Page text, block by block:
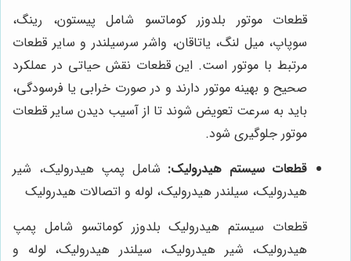
قطعات موتور بلدوزر کوماتسو شامل پیستون، رینگ،
سوپاپ، میل لنگ، یاتاقان، واشر سرسیلندر و سایر قطعات
مرتبط با موتور است. این قطعات نقش حیاتی در عملکرد
صحیح و بهینه موتور دارند و در صورت خرابی یا فرسودگی،
باید به سرعت تعویض شوند تا از آسیب دیدن سایر قطعات
موتور جلوگیری شود.
قطعات سیستم هیدرولیک: شامل پمپ هیدرولیک، شیر
هیدرولیک، سیلندر هیدرولیک، لوله و اتصالات هیدرولیک
قطعات سیستم هیدرولیک بلدوزر کوماتسو شامل پمپ
هیدرولیک، شیر هیدرولیک، سیلندر هیدرولیک، لوله و